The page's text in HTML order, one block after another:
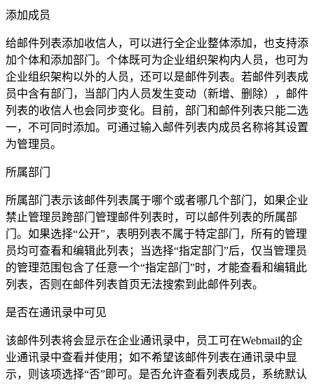
添加成员
给邮件列表添加收信人，可以进行全企业整体添加，也支持添
加个体和添加部门。个体既可为企业组织架构内人员，也可为
企业组织架构以外的人员，还可以是邮件列表。若邮件列表成
员中含有部门，当部门内人员发生变动（新增、删除），邮件
列表的收信人也会同步变化。目前，部门和邮件列表只能二选
一，不可同时添加。可通过输入邮件列表内成员名称将其设置
为管理员。
所属部门
所属部门表示该邮件列表属于哪个或者哪几个部门，如果企业
禁止管理员跨部门管理邮件列表时，可以邮件列表的所属部
门。如果选择“公开”，表明列表不属于特定部门，所有的管理
员均可查看和编辑此列表；当选择“指定部门”后，仅当管理员
的管理范围包含了任意一个“指定部门”时，才能查看和编辑此
列表，否则在邮件列表首页无法搜索到此邮件列表。
是否在通讯录中可见
该邮件列表将会显示在企业通讯录中，员工可在Webmail的企
业通讯录中查看并使用；如不希望该邮件列表在通讯录中显
示，则该项选择“否”即可。是否允许查看列表成员，系统默认